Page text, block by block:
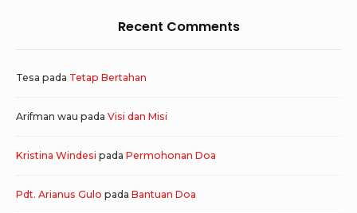
Recent Comments
Tesa pada Tetap Bertahan
Arifman wau pada Visi dan Misi
Kristina Windesi pada Permohonan Doa
Pdt. Arianus Gulo pada Bantuan Doa